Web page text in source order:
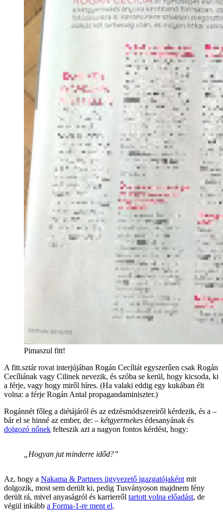
Pimaszul fitt!
A fitt.sztár rovat interjújában Rogán Cecíliát egyszerűen csak Rogán
Cecíliának vagy Cilinek nevezik, és szóba se kerül, hogy kicsoda, ki
a férje, vagy hogy miről híres. (Ha valaki eddig egy kukában élt
volna: a férje Rogán Antal propagandaminiszter.)
Rogánnét főleg a diétájáról és az edzésmódszereiről kérdezik, és a –
bár el se hinné az ember, de: – kétgyermekes édesanyának és
dolgozó nőnek felteszik azt a nagyon fontos kérdést, hogy:
„Hogyan jut minderre időd?”
Az, hogy a Nakama & Partners ügy­vezető igazgatójaként mit
dolgozik, most sem derült ki, pedig Tusványoson majdnem fény
derült rá, mivel anyaságról és karrierről tartott volna előadást, de
végül inkább a Forma-1-re ment el.